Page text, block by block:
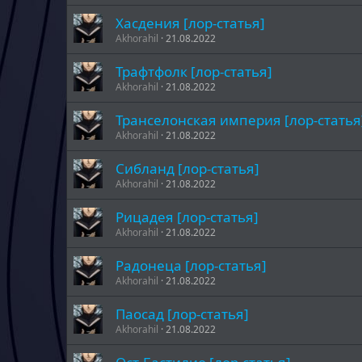
Хасдения [лор-статья]
Akhorahil 21.08.2022
Трафтфолк [лор-статья]
Akhorahil 21.08.2022
Транселонская империя [лор-
Akhorahil 21.08.2022
Сибланд [лор-статья]
Akhorahil 21.08.2022
Рицадея [лор-статья]
Akhorahil 21.08.2022
Радонеца [лор-статья]
Akhorahil 21.08.2022
Паосад [лор-статья]
Akhorahil 21.08.2022